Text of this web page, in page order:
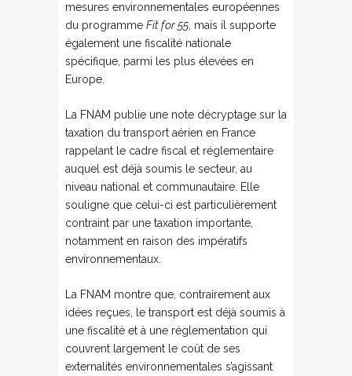
mesures environnementales européennes
du programme Fit for 55, mais il supporte
également une fiscalité nationale
spécifique, parmi les plus élevées en
Europe.
La FNAM publie une note décryptage sur la
taxation du transport aérien en France
rappelant le cadre fiscal et réglementaire
auquel est déjà soumis le secteur, au
niveau national et communautaire. Elle
souligne que celui-ci est particulièrement
contraint par une taxation importante,
notamment en raison des impératifs
environnementaux.
La FNAM montre que, contrairement aux
idées reçues, le transport est déjà soumis à
une fiscalité et à une réglementation qui
couvrent largement le coût de ses
externalités environnementales s’agissant